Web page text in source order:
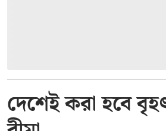
দেশেই করা হবে